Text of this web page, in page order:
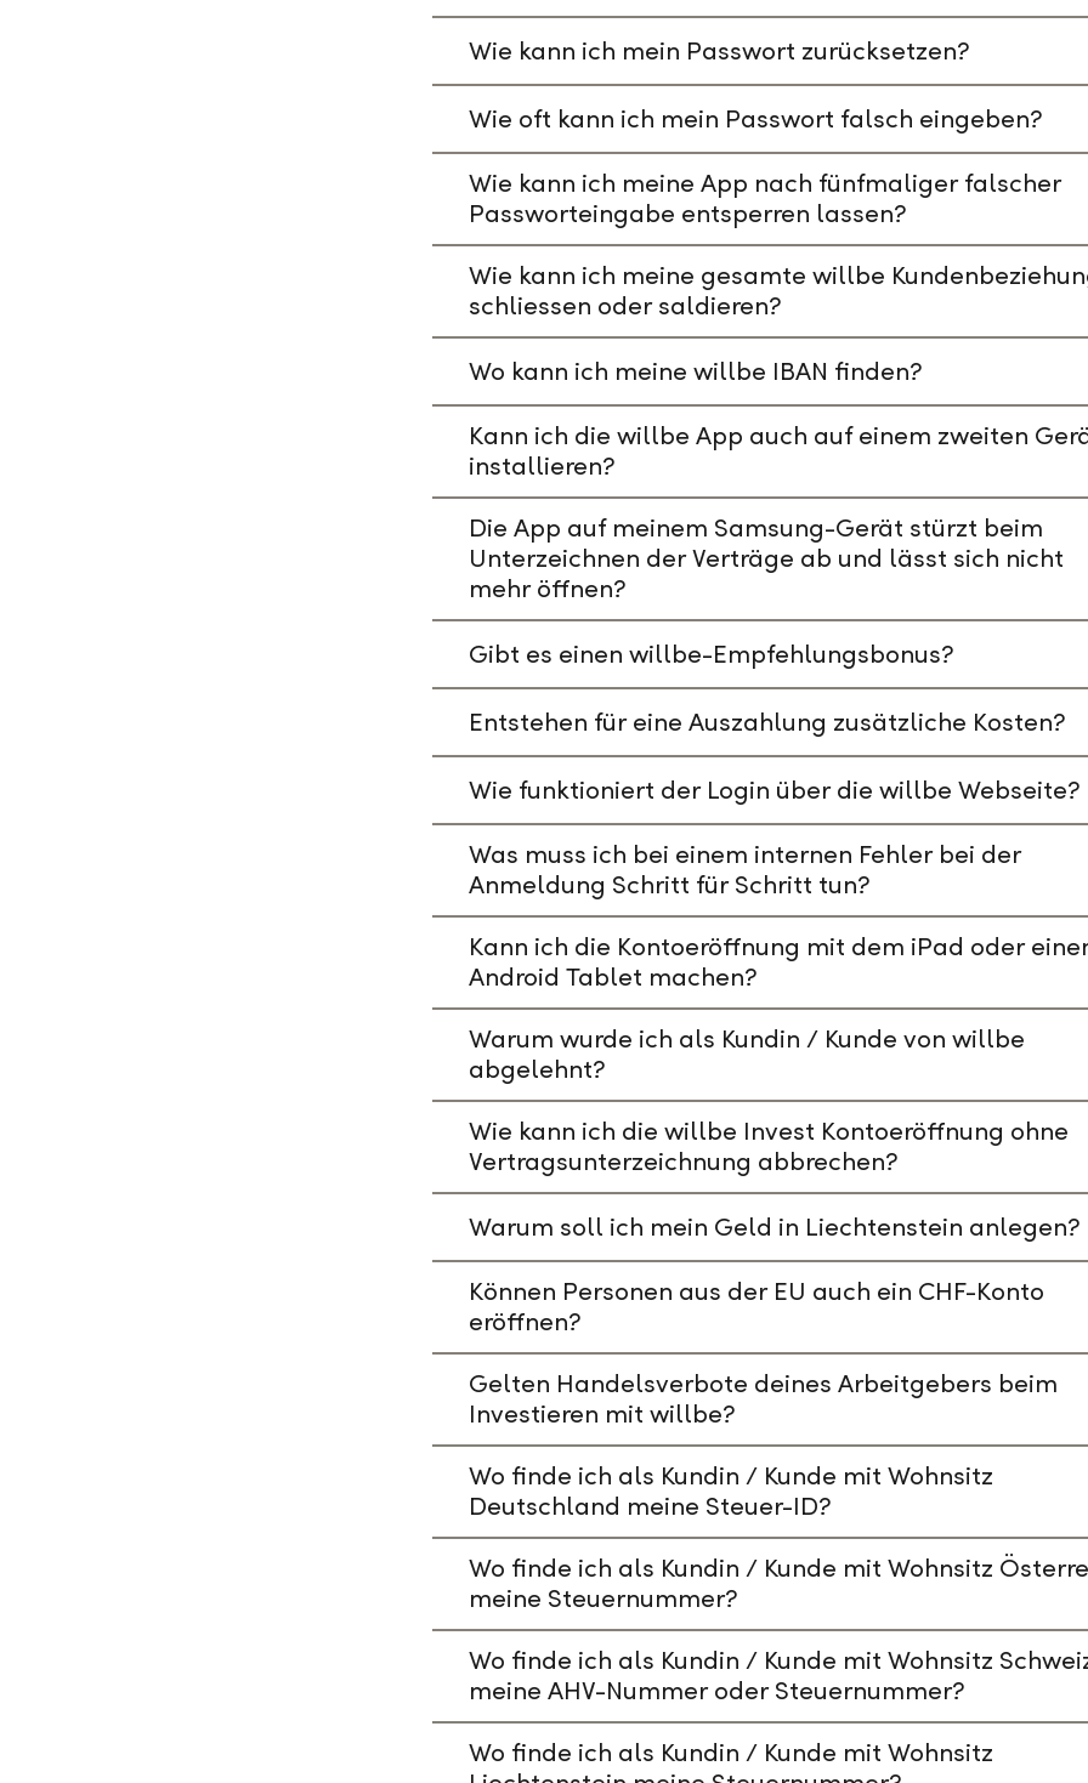
Wie kann ich mein Passwort zurücksetzen?
Wie oft kann ich mein Passwort falsch eingeben?
Wie kann ich meine App nach fünfmaliger falscher
Passworteingabe entsperren lassen?
Wie kann ich meine gesamte willbe
schliessen oder saldieren?
Wo kann ich meine willbe IBAN finden?
Kann ich die willbe App auch auf einem zweiten
installieren?
Die App auf meinem Samsung-Gerät stürzt beim
Unterzeichnen der Verträge ab und lässt sich nicht
mehr öffnen?
Gibt es einen willbe-Empfehlungsbonus?
Entstehen für eine Auszahlung zusätzliche Kosten?
Wie funktioniert der Login über die willbe Webseite?
Was muss ich bei einem internen Fehler bei der
Anmeldung Schritt für Schritt tun?
Kann ich die Kontoeröffnung mit dem iPad oder
Android Tablet machen?
Warum wurde ich als Kundin / Kunde von willbe
abgelehnt?
Wie kann ich die willbe Invest Kontoeröffnung ohne
Vertragsunterzeichnung abbrechen?
Warum soll ich mein Geld in Liechtenstein anlegen?
Können Personen aus der EU auch ein CHF-Konto
eröffnen?
Gelten Handelsverbote deines Arbeitgebers beim
Investieren mit willbe?
Wo finde ich als Kundin / Kunde mit Wohnsitz
Deutschland meine Steuer-ID?
Wo finde ich als Kundin / Kunde mit Wohnsitz
meine Steuernummer?
Wo finde ich als Kundin / Kunde mit Wohnsitz
meine AHV-Nummer oder Steuernummer?
Wo finde ich als Kundin / Kunde mit Wohnsitz